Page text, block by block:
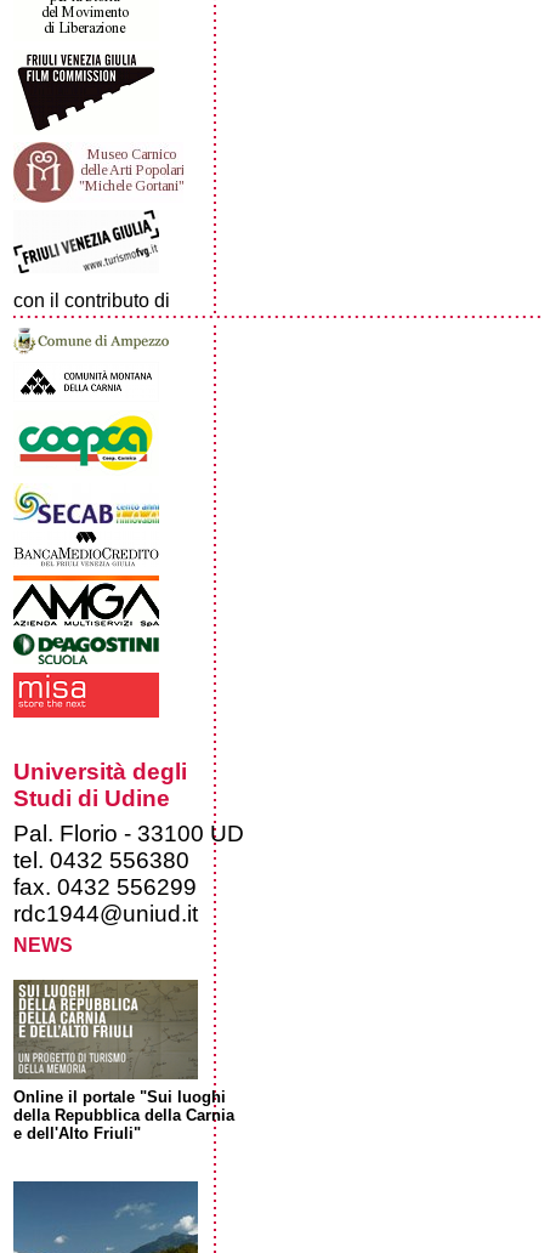
con il contributo di
Università degli
Studi di Udine
Pal. Florio - 33100 UD
tel. 0432 556380
fax. 0432 556299
rdc1944@uniud.it
NEWS
Online il portale "Sui luoghi
della Repubblica della Carnia
e dell'Alto Friuli"